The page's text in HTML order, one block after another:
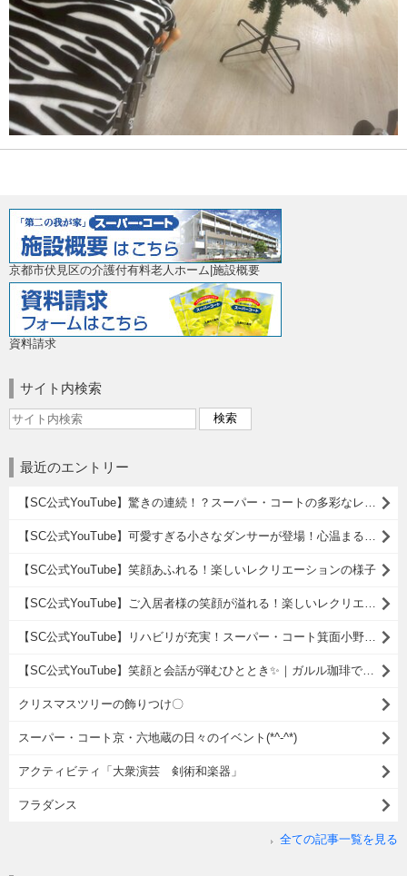
京都市伏見区の介護付有料老人ホーム|施設概要
資料請求
サイト内検索
最近のエントリー
【SC公式YouTube】驚きの連続！？スーパー・コートの多彩なレクリエーション
【SC公式YouTube】可愛すぎる小さなダンサーが登場！心温まるタヒチアンダンス
【SC公式YouTube】笑顔あふれる！楽しいレクリエーションの様子
【SC公式YouTube】ご入居者様の笑顔が溢れる！楽しいレクリエーションの様子をご紹介♪
【SC公式YouTube】リハビリが充実！スーパー・コート箕面小野原のご紹介
【SC公式YouTube】笑顔と会話が弾むひととき✨｜ガルル珈琲で楽しむカフェレク
クリスマスツリーの飾りつけ〇
スーパー・コート京・六地蔵の日々のイベント(*^-^*)
アクティビティ「大衆演芸 剣術和楽器」
フラダンス
全ての記事一覧を見る